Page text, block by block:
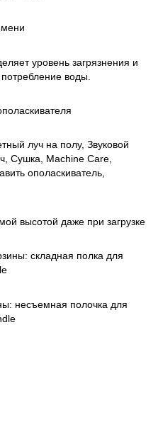
уровень загрязнения и
воды.
луч на полу, Звуковой
Сушка, Machine Care,
ополаскиватель,
высотой даже при загрузке
складная полка для
несъемная полочка для